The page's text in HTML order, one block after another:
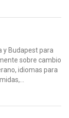
y Budapest para
sobre cambio
idiomas para